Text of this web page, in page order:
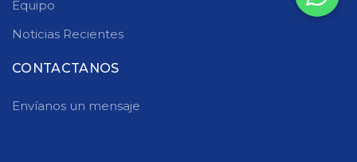
Equipo
Noticias Recientes
CONTACTANOS
Envíanos un mensaje